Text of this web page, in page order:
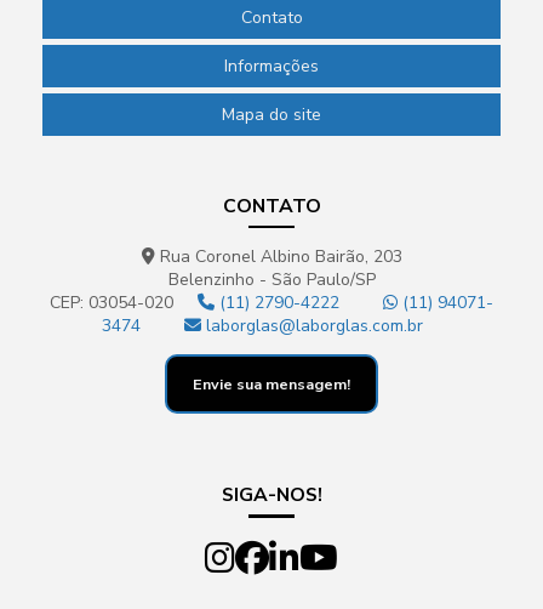
Contato
Informações
Mapa do site
CONTATO
Rua Coronel Albino Bairão, 203
Belenzinho - São Paulo/SP
CEP: 03054-020
(11) 2790-4222
(11) 94071-
3474
laborglas@laborglas.com.br
Envie sua mensagem!
SIGA-NOS!